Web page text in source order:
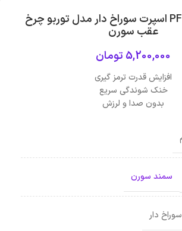
دیسک ترمز PFC اسپرت سوراخ دار مدل توربو چرخ
عقب سورن
5,200,000 تومان
افزایش قدرت ترمز گیری
خنک شوندگی سریع
بدون صدا و لرزش
سمند سورن
سوراخ دار